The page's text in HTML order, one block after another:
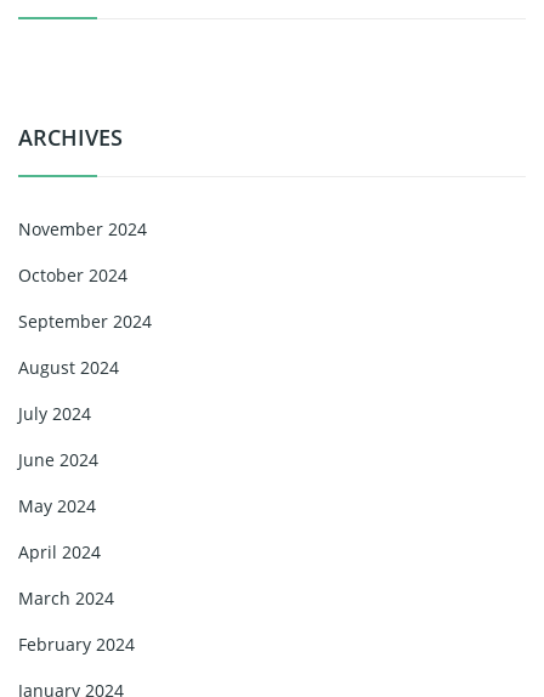
ARCHIVES
November 2024
October 2024
September 2024
August 2024
July 2024
June 2024
May 2024
April 2024
March 2024
February 2024
January 2024